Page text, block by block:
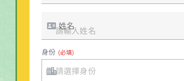
姓名
身份 (必填)